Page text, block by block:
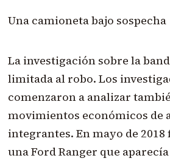
Una camioneta bajo sospecha
La investigación sobre la
limitada al robo. Los
comenzaron a analizar
movimientos económicos de
integrantes. En mayo de
una Ford Ranger que